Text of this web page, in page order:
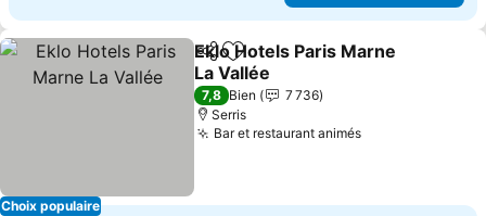
Choix populaire
PartagerAjouter à mes favoris
Eklo Hotels Paris Marne
La Vallée
7,8 Bien
7 736
Serris
Bar et restaurant animés